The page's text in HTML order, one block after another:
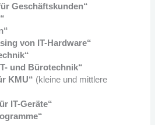
Geschäftskunden“
von IT-Hardware“
und Bürotechnik“
KMU“ (kleine und mittlere
IT-Geräte“